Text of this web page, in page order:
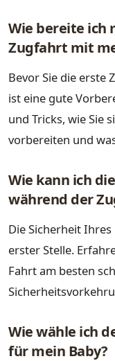
Wie bereite ich
Zugfahrt mit
Bevor Sie die erste
ist eine gute
und Tricks, wie Sie
vorbereiten und
Wie kann ich
während der
Die Sicherheit
erster Stelle.
Fahrt am besten
Wie wähle ich
für mein Baby?